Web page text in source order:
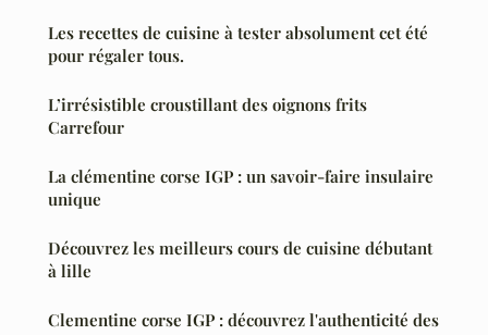
Les recettes de cuisine à tester absolument cet été
pour régaler tous.
L’irrésistible croustillant des oignons frits
Carrefour
La clémentine corse IGP : un savoir-faire insulaire
unique
Découvrez les meilleurs cours de cuisine débutant
à lille
Clementine corse IGP : découvrez l'authenticité des